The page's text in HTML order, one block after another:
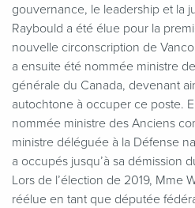
gouvernance, le leadership et la
Raybould a été élue pour la
nouvelle circonscription de
a ensuite été nommée ministre
générale du Canada, devenant
autochtone à occuper ce poste.
nommée ministre des Anciens
ministre déléguée à la Défense
a occupés jusqu’à sa démission
Lors de l’élection de 2019, Mme
réélue en tant que députée